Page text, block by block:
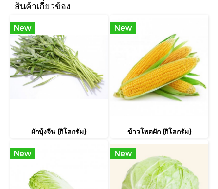
สินค้าเกี่ยวข้อง
New
ผักบุ้งจีน (กิโลกรัม)
New
ข้าวโพดฝัก (กิโลกรัม)
New New